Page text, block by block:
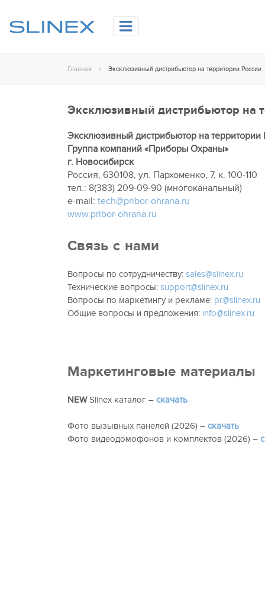
Главная Эксклюзивный дистрибьютор на территории России
Эксклюзивный дистрибьютор на
Эксклюзивный дистрибьютор на территории
Группа компаний «Приборы Охраны»
г. Новосибирск
Россия, 630108, ул. Пархоменко, 7, к. 100-110
тел.: 8(383) 209-09-90 (многоканальный)
e-mail: tech@pribor-ohrana.ru
www.pribor-ohrana.ru
Связь с нами
Вопросы по сотрудничеству: sales@slinex.ru
Технические вопросы: support@slinex.ru
Вопросы по маркетингу и рекламе: pr@slinex.ru
Общие вопросы и предложения: info@slinex.ru
Маркетинговые материалы
NEWSlinex каталог – скачать
Фото вызывных панелей (2026) – скачать
Фото видеодомофонов и комплектов (2026) –